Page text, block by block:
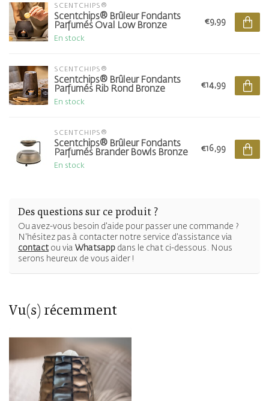
SCENTCHIPS®
Scentchips® Brûleur Fondants
Parfumés Oval Low Bronze
En stock
€9,99
SCENTCHIPS®
Scentchips® Brûleur Fondants
Parfumés Rib Rond Bronze
En stock
€14,99
SCENTCHIPS®
Scentchips® Brûleur Fondants
Parfumés Brander Bowls Bronze
En stock
€16,99
Des questions sur ce produit ?
Ou avez-vous besoin d'aide pour passer une commande ?
N'hésitez pas à contacter notre service d'assistance via
contactou via Whatsapp dans le chat ci-dessous. Nous
serons heureux de vous aider !
Vu(s) récemment